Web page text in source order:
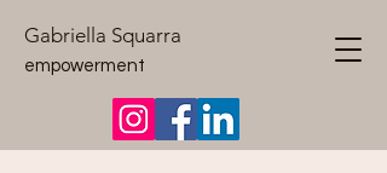
Gabriella Squarra
empowerment